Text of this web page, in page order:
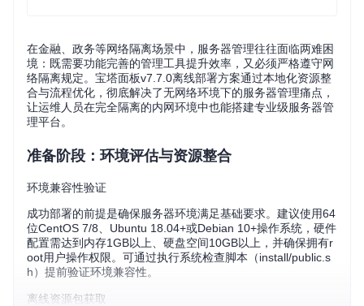
在金融、政务等网络隔离场景中，服务器管理往往面临两难困
境：既需要功能完善的管理工具提升效率，又必须严格遵守网
络隔离规定。宝塔面板v7.7.0离线部署方案通过本地化资源整
合与流程优化，彻底解决了无网络环境下的服务器管理痛点，
让运维人员在完全隔离的内网环境中也能搭建专业级服务器管
理平台。
准备阶段：环境评估与资源整合
环境兼容性验证
成功部署的前提是确保服务器环境满足基础要求。建议使用64
位CentOS 7/8、Ubuntu 18.04+或Debian 10+操作系统，硬件
配置需达到内存1GB以上、硬盘空间10GB以上，并确保拥有r
oot用户操作权限。可通过执行系统检查脚本（install/public.s
h）提前验证环境兼容性。
离线资源包获取